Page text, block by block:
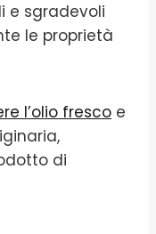
e sgradevoli
le proprietà
l’olio fresco e
di